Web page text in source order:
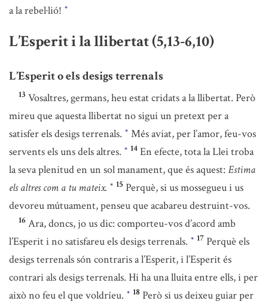
a la rebel·lió! *
L’Esperit i la llibertat (5,13-6,10)
L’Esperit o els desigs terrenals
13 Vosaltres, germans, heu estat cridats a la llibertat. Però
mireu que aquesta llibertat no sigui un pretext per a
satisfer els desigs terrenals. * Més aviat, per l’amor, feu-vos
servents els uns dels altres. * 14 En efecte, tota la Llei troba
la seva plenitud en un sol manament, que és aquest: Estima
els altres com a tu mateix. * 15 Perquè, si us mossegueu i us
devoreu mútuament, penseu que acabareu destruint-vos.
16 Ara, doncs, jo us dic: comporteu-vos d’acord amb
l’Esperit i no satisfareu els desigs terrenals. * 17 Perquè els
desigs terrenals són contraris a l’Esperit, i l’Esperit és
contrari als desigs terrenals. Hi ha una lluita entre ells, i per
això no feu el que voldríeu. * 18 Però si us deixeu guiar per